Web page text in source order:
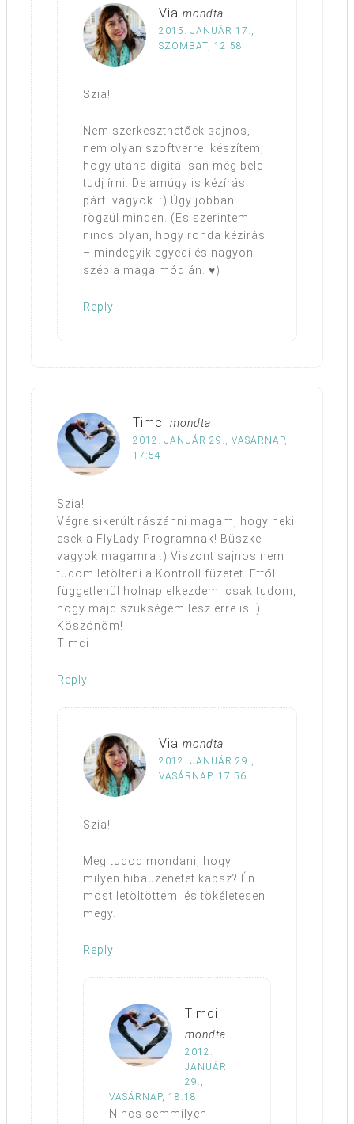
Via mondta
2015. JANUÁR 17.,
SZOMBAT, 12:58
Szia!
Nem szerkeszthetőek sajnos,
nem olyan szoftverrel készítem,
hogy utána digitálisan még bele
tudj írni. De amúgy is kézírás
párti vagyok. :) Úgy jobban
rögzül minden. (És szerintem
nincs olyan, hogy ronda kézírás
– mindegyik egyedi és nagyon
szép a maga módján. ♥)
Reply
Timci mondta
2012. JANUÁR 29., VASÁRNAP,
17:54
Szia!
Végre sikerült rászánni magam, hogy neki
esek a FlyLady Programnak! Büszke
vagyok magamra :) Viszont sajnos nem
tudom letölteni a Kontroll füzetet. Ettől
függetlenül holnap elkezdem, csak tudom,
hogy majd szükségem lesz erre is :)
Köszönöm!
Timci
Reply
Via mondta
2012. JANUÁR 29.,
VASÁRNAP, 17:56
Szia!
Meg tudod mondani, hogy
milyen hibaüzenetet kapsz? Én
most letöltöttem, és tökéletesen
megy.
Reply
Timci
mondta
2012.
JANUÁR
29.,
VASÁRNAP, 18:18
Nincs semmilyen